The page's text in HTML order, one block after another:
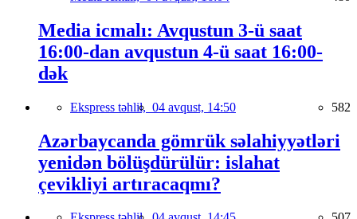
Media icmalı: Avqustun 3-ü saat
16:00-dan avqustun 4-ü saat 16:00-
dək
Ekspress təhlil, 04 avqust, 14:50 582
Azərbaycanda gömrük səlahiyyətləri
yenidən bölüşdürülür: islahat
çevikliyi artıracaqmı?